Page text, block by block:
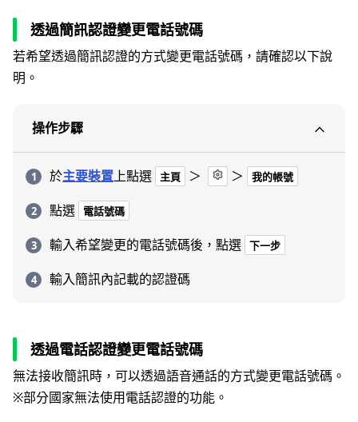
透過簡訊認證變更電話號碼
若希望透過簡訊認證的方式變更電話號碼，請確認以下說
明。
操作步驟
於主要裝置上點選 主頁 ＞ ＞ 我的帳號
點選 電話號碼
輸入希望變更的電話號碼後，點選 下一步
輸入簡訊內記載的認證碼
透過電話認證變更電話號碼
無法接收簡訊時，可以透過語音通話的方式變更電話號碼。
※部分國家無法使用電話認證的功能。